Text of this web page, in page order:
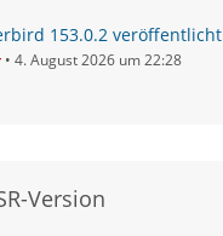
153.0.2 veröffentlicht
4. August 2026 um 22:28
Version